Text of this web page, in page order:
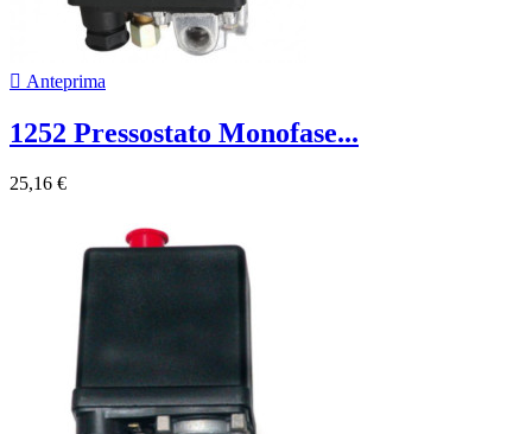
 Anteprima
1252 Pressostato Monofase...
25,16 €